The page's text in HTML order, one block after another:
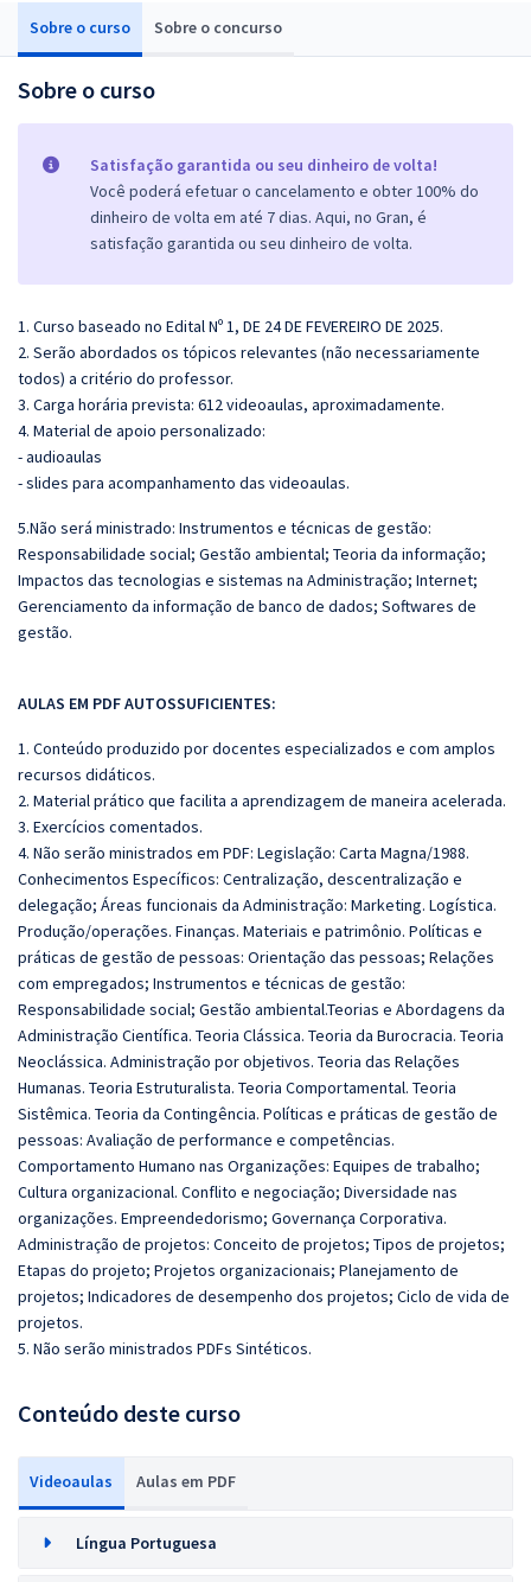
Sobre o curso Sobre o concurso
Sobre o curso
Satisfação garantida ou seu dinheiro de volta!
Você poderá efetuar o cancelamento e obter 100% do
dinheiro de volta em até 7 dias. Aqui, no Gran, é
satisfação garantida ou seu dinheiro de volta.
1. Curso baseado no Edital Nº 1, DE 24 DE FEVEREIRO DE 2025.
2. Serão abordados os tópicos relevantes (não necessariamente
todos) a critério do professor.
3. Carga horária prevista: 612 videoaulas, aproximadamente.
4. Material de apoio personalizado:
- audioaulas
- slides para acompanhamento das videoaulas.
5.Não será ministrado: Instrumentos e técnicas de gestão:
Responsabilidade social; Gestão ambiental; Teoria da informação;
Impactos das tecnologias e sistemas na Administração; Internet;
Gerenciamento da informação de banco de dados; Softwares de
gestão.
AULAS EM PDF AUTOSSUFICIENTES:
1. Conteúdo produzido por docentes especializados e com amplos
recursos didáticos.
2. Material prático que facilita a aprendizagem de maneira acelerada.
3. Exercícios comentados.
4. Não serão ministrados em PDF: Legislação: Carta Magna/1988.
Conhecimentos Específicos: Centralização, descentralização e
delegação; Áreas funcionais da Administração: Marketing. Logística.
Produção/operações. Finanças. Materiais e patrimônio. Políticas e
práticas de gestão de pessoas: Orientação das pessoas; Relações
com empregados; Instrumentos e técnicas de gestão:
Responsabilidade social; Gestão ambiental.Teorias e Abordagens da
Administração Científica. Teoria Clássica. Teoria da Burocracia. Teoria
Neoclássica. Administração por objetivos. Teoria das Relações
Humanas. Teoria Estruturalista. Teoria Comportamental. Teoria
Sistêmica. Teoria da Contingência. Políticas e práticas de gestão de
pessoas: Avaliação de performance e competências.
Comportamento Humano nas Organizações: Equipes de trabalho;
Cultura organizacional. Conflito e negociação; Diversidade nas
organizações. Empreendedorismo; Governança Corporativa.
Administração de projetos: Conceito de projetos; Tipos de projetos;
Etapas do projeto; Projetos organizacionais; Planejamento de
projetos; Indicadores de desempenho dos projetos; Ciclo de vida de
projetos.
5. Não serão ministrados PDFs Sintéticos.
Conteúdo deste curso
Videoaulas Aulas em PDF
Língua Portuguesa